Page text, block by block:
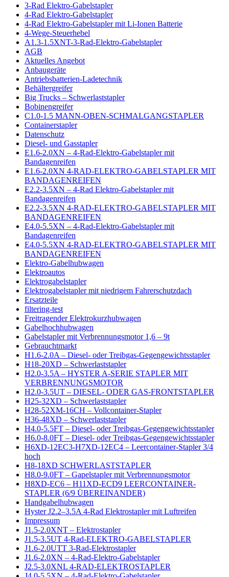
3-Rad Elektro-Gabelstapler
4-Rad Elektro-Gabelstapler
4-Rad Elektro-Gabelstapler mit Li-Ionen Batterie
4-Wege-Steuerhebel
A1.3-1.5XNT-3-Rad-Elektro-Gabelstapler
AGB
Aktuelles Angebot
Anbaugeräte
Antriebsbatterien-Ladetechnik
Behältergreifer
Big Trucks – Schwerlaststapler
Bobinengreifer
C1.0-1.5 MANN-OBEN-SCHMALGANGSTAPLER
Containerstapler
Datenschutz
Diesel- und Gasstapler
E1.6-2.0XN – 4-Rad-Elektro-Gabelstapler mit
Bandagenreifen
E1.6-2.0XN 4-RAD-ELEKTRO-GABELSTAPLER MIT
BANDAGENREIFEN
E2.2-3.5XN – 4-Rad Elektro-Gabelstapler mit
Bandagenreifen
E2.2-3.5XN 4-RAD-ELEKTRO-GABELSTAPLER MIT
BANDAGENREIFEN
E4.0-5.5XN – 4-Rad-Elektro-Gabelstapler mit
Bandagenreifen
E4.0-5.5XN 4-RAD-ELEKTRO-GABELSTAPLER MIT
BANDAGENREIFEN
Elektro-Gabelhubwagen
Elektroautos
Elektrogabelstapler
Elektrogabelstapler mit niedrigem Fahrerschutzdach
Ersatzteile
filtering-test
Freitragender Elektrokurzhubwagen
Gabelhochhubwagen
Gabelstapler mit Verbrennungsmotor 1,6 – 9t
Gebrauchtmarkt
H1.6-2.0A – Diesel- oder Treibgas-Gegengewichtsstapler
H18-20XD – Schwerlaststapler
H2.0-3.5A – HYSTER A-SERIE STAPLER MIT
VERBRENNUNGSMOTOR
H2.0-3.5UT – DIESEL- ODER GAS-FRONTSTAPLER
H25-32XD – Schwerlaststapler
H28-52XM-16CH – Vollcontainer-Stapler
H36-48XD – Schwerlaststapler
H4.0-5.5FT – Diesel- oder Treibgas-Gegengewichtsstapler
H6.0-8.0FT – Diesel- oder Treibgas-Gegengewichtsstapler
H6XD-12EC3-H7XD-12EC4 – Leercontainer-Stapler 3/4
hoch
H8-18XD SCHWERLASTSTAPLER
H8.0-9.0FT – Gapelstapler mit Verbrennungsmotor
H8XD-EC6 – H11XD-ECD9 LEERCONTAINER-
STAPLER (6/9 ÜBEREINANDER)
Handgabelhubwagen
Hyster J2.2–3.5A 4-Rad Elektrostapler mit Luftreifen
Impressum
J1.5-2.0XNT – Elektrostapler
J1.5-3.5UT 4-Rad-ELEKTRO-GABELSTAPLER
J1.6-2.0UTT 3-Rad-Elektrostapler
J1.6-2.0XN – 4-Rad-Elektro-Gabelstapler
J2.5-3.0XNL 4-RAD-ELEKTROSTAPLER